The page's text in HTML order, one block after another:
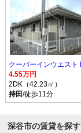
クーバーインウエスト
4.55万円
2DK（42.23㎡）
持田/徒歩11分
深谷市の賃貸を探す